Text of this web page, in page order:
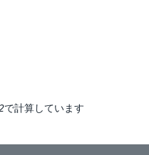
で計算しています